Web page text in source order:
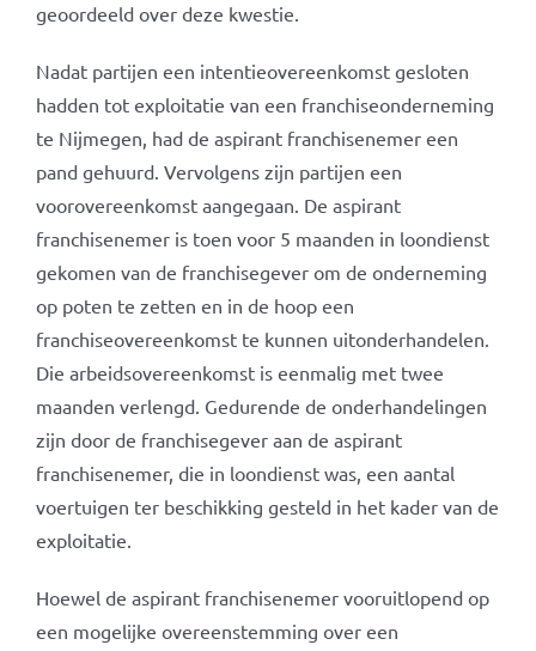
geoordeeld over deze kwestie.
Nadat partijen een intentieovereenkomst gesloten
hadden tot exploitatie van een franchiseonderneming
te Nijmegen, had de aspirant franchisenemer een
pand gehuurd. Vervolgens zijn partijen een
voorovereenkomst aangegaan. De aspirant
franchisenemer is toen voor 5 maanden in loondienst
gekomen van de franchisegever om de onderneming
op poten te zetten en in de hoop een
franchiseovereenkomst te kunnen uitonderhandelen.
Die arbeidsovereenkomst is eenmalig met twee
maanden verlengd. Gedurende de onderhandelingen
zijn door de franchisegever aan de aspirant
franchisenemer, die in loondienst was, een aantal
voertuigen ter beschikking gesteld in het kader van de
exploitatie.
Hoewel de aspirant franchisenemer vooruitlopend op
een mogelijke overeenstemming over een